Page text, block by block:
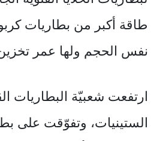
طاقة أكبر من بطاريات
نفس الحجم ولها عمر
ارتفعت شعبيّة البطاريات
الستينيات، وتفوّقت على